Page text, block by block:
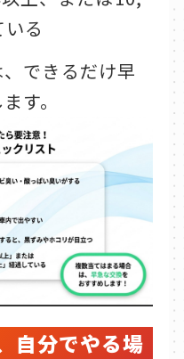
る
できるだけ早
す。
自分でやる場